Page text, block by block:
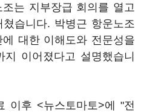
는 지부장급 회의를 열고
습니다. 박병근 항운노조
대한 이해도와 전문성을
이어졌다고 설명했습니
이후 <뉴스토마토>에 "전